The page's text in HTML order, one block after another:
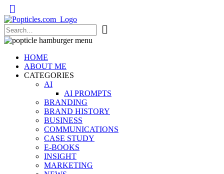
Popticles.com
HOME
ABOUT ME
CATEGORIES
AI
AI PROMPTS
BRANDING
BRAND HISTORY
BUSINESS
COMMUNICATIONS
CASE STUDY
E-BOOKS
INSIGHT
MARKETING